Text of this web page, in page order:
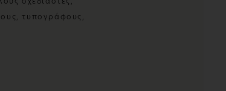
σχεδιαστές,
τυπογράφους,